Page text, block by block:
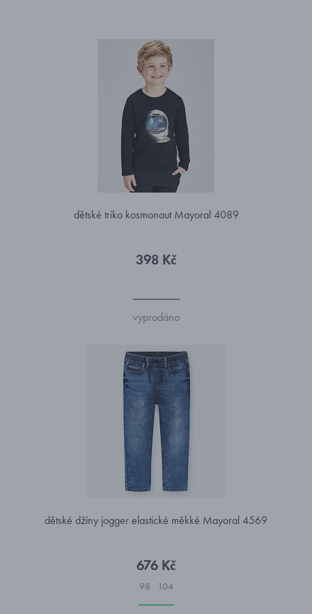
dětské triko kosmonaut Mayoral 4089
398 Kč
vyprodáno
dětské džíny jogger elastické měkké Mayoral 4569
676 Kč
98 104